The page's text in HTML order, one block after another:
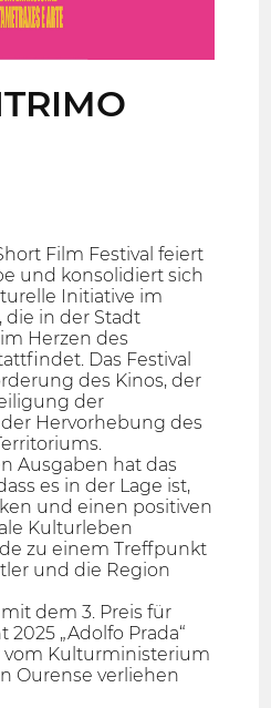
Film Festival feiert
und konsolidiert sich
Initiative im
die in der Stadt
Herzen des
Das Festival
des Kinos, der
der
Hervorhebung des
Ausgaben hat das
es in der Lage ist,
und einen positiven
Kulturleben
zu einem Treffpunkt
und die Region
dem 3. Preis für
„Adolfo Prada“
vom Kulturministerium
Ourense verliehen